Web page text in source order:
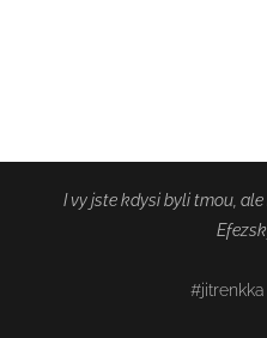
I vy jste kdysi byli tmou,